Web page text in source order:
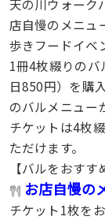
天の川ウォーク
店自慢のメニュ
歩きフードイベ
1冊4枚綴りの
日850円）を購
のバルメニュー
チケットは4枚
ただけます。
【バルをおすす
お店自慢の
チケット1枚を